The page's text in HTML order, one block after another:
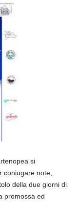
si
coniugare note,
della due giorni di
promossa ed